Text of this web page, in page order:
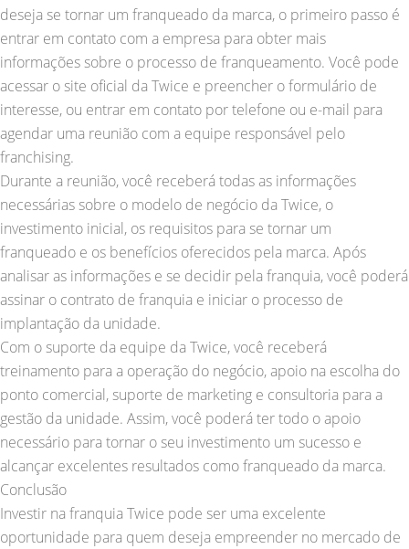
deseja se tornar um franqueado da marca, o primeiro passo é
entrar em contato com a empresa para obter mais
informações sobre o processo de franqueamento. Você pode
acessar o site oficial da Twice e preencher o formulário de
interesse, ou entrar em contato por telefone ou e-mail para
agendar uma reunião com a equipe responsável pelo
franchising.
Durante a reunião, você receberá todas as informações
necessárias sobre o modelo de negócio da Twice, o
investimento inicial, os requisitos para se tornar um
franqueado e os benefícios oferecidos pela marca. Após
analisar as informações e se decidir pela franquia, você poderá
assinar o contrato de franquia e iniciar o processo de
implantação da unidade.
Com o suporte da equipe da Twice, você receberá
treinamento para a operação do negócio, apoio na escolha do
ponto comercial, suporte de marketing e consultoria para a
gestão da unidade. Assim, você poderá ter todo o apoio
necessário para tornar o seu investimento um sucesso e
alcançar excelentes resultados como franqueado da marca.
Conclusão
Investir na franquia Twice pode ser uma excelente
oportunidade para quem deseja empreender no mercado de